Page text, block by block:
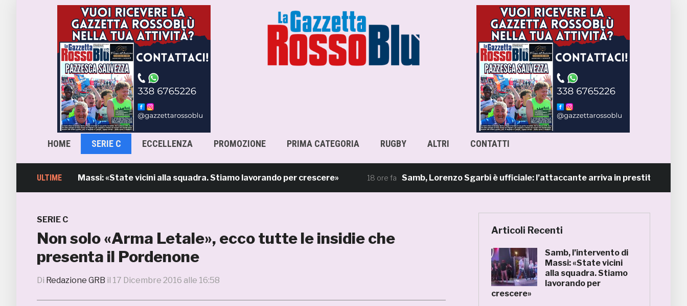
HOME SERIE C ECCELLENZA PROMOZIONE PRIMA CATEGORIA RUGBY ALTRI CONTATTI
ULTIME
di Massi: «State vicini alla squadra. Stiamo lavorando per crescere» 18 ore fa Samb, Lorenzo Sgarbi è ufficiale: l’attaccante arriva in prestito dal Napoli
SERIE C
Non solo «Arma Letale», ecco tutte le insidie che
presenta il Pordenone
Di Redazione GRB il 17 Dicembre 2016 alle 16:58
Articoli Recenti
Samb, l’intervento di
Massi: «State vicini
alla squadra. Stiamo
lavorando per
crescere»